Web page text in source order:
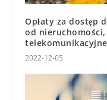
Opłaty za dostęp
od
2022-12-05